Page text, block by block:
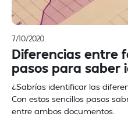
7/10/2020
Diferencias entre
pasos para saber
¿Sabrías identificar las
Con estos sencillos pasos
entre ambos documentos.